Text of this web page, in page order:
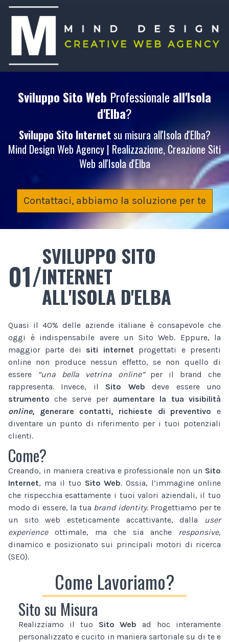
Sviluppo Sito Web Professionale all'Isola
d'Elba?
Sviluppo Sito Internetsu misura all'Isola d'Elba?
Mind Design Web Agency | Realizzazione, Creazione Siti
Web all'Isola d'Elba
Contattaci, abbiamo la soluzione per te
01/
SVILUPPO SITO
INTERNET
ALL'ISOLA D'ELBA
Quasi il 40% delle aziende italiane è consapevole che
oggi è indispensabile avere un Sito Web. Eppure, la
maggior parte dei siti internet progettati e presenti
online non produce nessun effetto, se non quello di
essere
“una bella vetrina online”per il brand che
rappresenta. Invece, il Sito Web deve essere uno
strumento che serve per aumentare la tua visibilità
online, generare contatti, richieste di preventivo e
diventare un punto di riferimento per i tuoi potenziali
clienti.
Come?
Creando, in maniera creativa e professionale non un Sito
Internet, ma il tuo Sito Web. Ossia, l’immagine online
che rispecchia esattamente i tuoi valori aziendali, il tuo
modo di essere, la tua brand identity. Progettiamo per te
un sito web esteticamente accattivante, dalla
user
experienceottimale, ma che sia anche responsive,
dinamico e posizionato sui principali motori di ricerca
(SEO).
Come Lavoriamo?
Sito su Misura
Realizziamo il tuo Sito Web ad hoc interamente
personalizzato e cucito in maniera sartoriale su di te e